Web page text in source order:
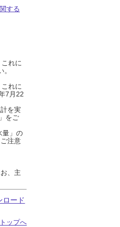
する
れに
れに
7月22
を実
」をご
量」の
注意
、主
ロード
ップへ